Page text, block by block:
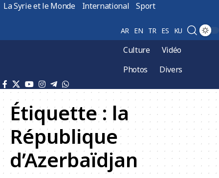
La Syrie et le Monde International Sport
AR EN TR ES KU
Culture
Vidéo
Photos
Divers
Étiquette : la
République
d’Azerbaïdjan